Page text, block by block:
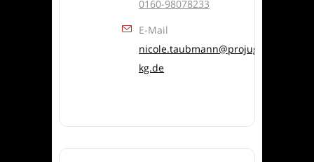
0160-98078233
E-Mail
nicole.taubmann@projugend-
kg.de